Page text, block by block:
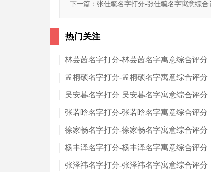
下一篇： 张佳毓名字打分-张佳毓名字寓意综合
热门关注
林芸茜名字打分-林芸茜名字寓意综合评分
孟桐硕名字打分-孟桐硕名字寓意综合评分
吴安暮名字打分-吴安暮名字寓意综合评分
张若晗名字打分-张若晗名字寓意综合评分
徐家畅名字打分-徐家畅名字寓意综合评分
杨丰泽名字打分-杨丰泽名字寓意综合评分
张泽祎名字打分-张泽祎名字寓意综合评分